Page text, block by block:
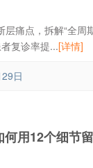
点，拆解“全周
复诊率提...[详情]
日
用12个细节